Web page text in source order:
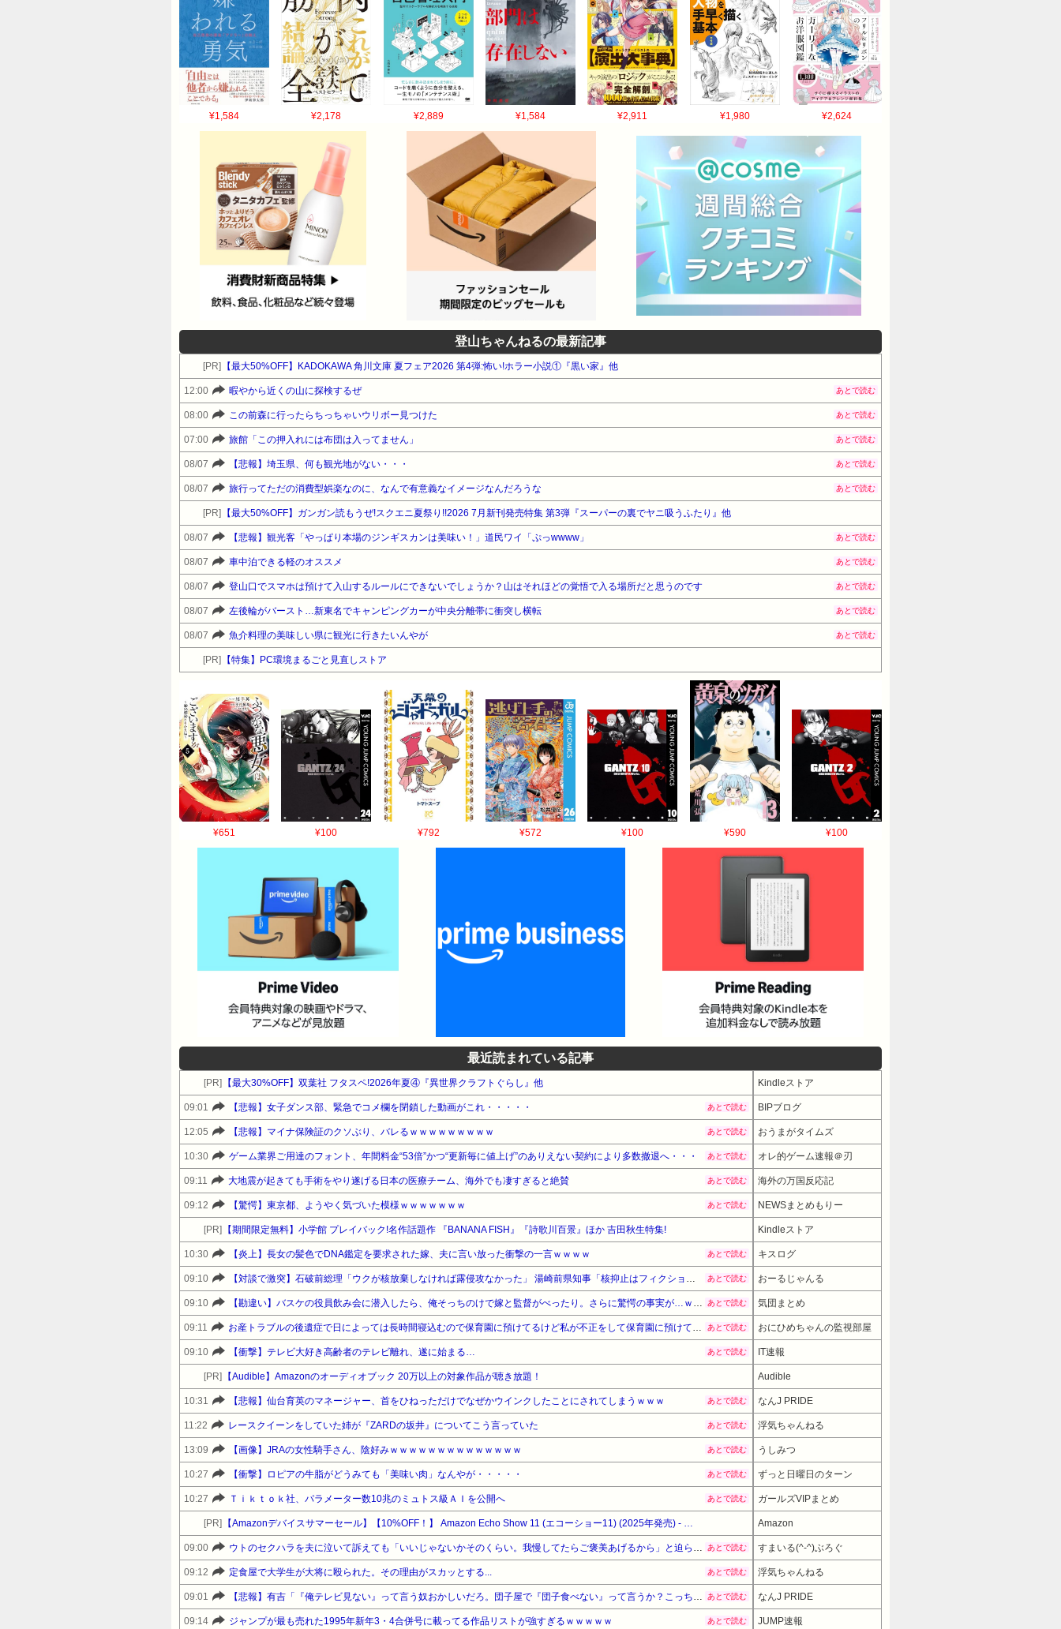
¥1,584 ¥2,178 ¥2,889 ¥1,584 ¥2,911 ¥1,980 ¥2,624
登山ちゃんねるの最新記事
[PR] 【最大50%OFF】KADOKAWA 角川文庫 夏フェア2026 第4弾:怖い!ホラー小説①『黒い家』他
12:00 暇やから近くの山に探検するぜ あとで読む
08:00 この前森に行ったらちっちゃいウリボー見つけた あとで読む
07:00 旅館「この押入れには布団は入ってません」 あとで読む
08/07 【悲報】埼玉県、何も観光地がない・・・ あとで読む
08/07 旅行ってただの消費型娯楽なのに、なんで有意義なイメージなんだろうな あとで読む
[PR] 【最大50%OFF】ガンガン読もうぜ!スクエニ夏祭り!!2026 7月新刊発売特集 第3弾『スーパーの裏でヤニ吸うふたり』他
08/07 【悲報】観光客「やっぱり本場のジンギスカンは美味い！」道民ワイ「ぷっwwww」 あとで読む
08/07 車中泊できる軽のオススメ あとで読む
08/07 登山口でスマホは預けて入山するルールにできないでしょうか？山はそれほどの覚悟で入る場所だと思うのです あとで読む
08/07 左後輪がバースト…新東名でキャンピングカーが中央分離帯に衝突し横転 あとで読む
08/07 魚介料理の美味しい県に観光に行きたいんやが あとで読む
[PR] 【特集】PC環境まるごと見直しストア
¥651 ¥100 ¥792 ¥572 ¥100 ¥590 ¥100
最近読まれている記事
[PR] 【最大30%OFF】双葉社 フタスペ!2026年夏④『異世界クラフトぐらし』他 Kindleストア
09:01 【悲報】女子ダンス部、緊急でコメ欄を閉鎖した動画がこれ・・・・・ あとで読む BIPブログ
12:05 【悲報】マイナ保険証のクソぶり、バレるｗｗｗｗｗｗｗｗｗ あとで読む おうまがタイムズ
10:30 ゲーム業界ご用達のフォント、年間料金“53倍”かつ“更新毎に値上げ”のありえない契約により多数撤退へ・・・ あとで読む オレ的ゲーム速報＠刃
09:11 大地震が起きても手術をやり遂げる日本の医療チーム、海外でも凄すぎると絶賛 あとで読む 海外の万国反応記
09:12 【驚愕】東京都、ようやく気づいた模様ｗｗｗｗｗｗｗ あとで読む NEWSまとめもりー
[PR] 【期間限定無料】小学館 プレイバック!名作話題作 『BANANA FISH』『詩歌川百景』ほか 吉田秋生特集! Kindleストア
10:30 【炎上】長女の髪色でDNA鑑定を要求された嫁、夫に言い放った衝撃の一言ｗｗｗｗ あとで読む キスログ
09:10 【対談で激突】石破前総理「ウクが核放棄しなければ露侵攻なかった」 湯崎前県知事「核抑止はフィクション」 あとで読む おーるじゃんる
09:10 【勘違い】バスケの役員飲み会に潜入したら、俺そっちのけで嫁と監督がべったり。さらに驚愕の事実が…ｗｗｗ あとで読む 気団まとめ
09:11 お産トラブルの後遺症で日によっては長時間寝込むので保育園に預けてるけど私が不正をして保育園に預けてると思い込んでいるママ達がうざったい あとで読む おにひめちゃんの監視部屋
09:10 【衝撃】テレビ大好き高齢者のテレビ離れ、遂に始まる… あとで読む IT速報
[PR] 【Audible】Amazonのオーディオブック 20万以上の対象作品が聴き放題！ Audible
10:31 【悲報】仙台育英のマネージャー、首をひねっただけでなぜかウインクしたことにされてしまうｗｗｗ あとで読む なんJ PRIDE
11:22 レースクイーンをしていた姉が『ZARDの坂井』についてこう言っていた あとで読む 浮気ちゃんねる
13:09 【画像】JRAの女性騎手さん、陰好みｗｗｗｗｗｗｗｗｗｗｗｗｗｗ あとで読む うしみつ
10:27 【衝撃】ロピアの牛脂がどうみても「美味い肉」なんやが・・・・・ あとで読む ずっと日曜日のターン
10:27 Ｔｉｋｔｏｋ社、パラメーター数10兆のミュトス級ＡＩを公開へ あとで読む ガールズVIPまとめ
[PR] 【Amazonデバイスサマーセール】【10%OFF！】 Amazon Echo Show 11 (エコーショー11) (2025年発売) - シームレスなデザイン、11インチフルHDスマートディスプレイ with Alexa、空間オーディオ、グラファイト Amazon
09:00 ウトのセクハラを夫に泣いて訴えても「いいじゃないかそのくらい。我慢してたらご褒美あげるから」と迫られた。夫が気持ち悪くて悲鳴をあげたら「うるさい」とグーで殴られた あとで読む すまいる(^-^)ぶろぐ
09:12 定食屋で大学生が大将に殴られた。その理由がスカッとする... あとで読む 浮気ちゃんねる
09:01 【悲報】有吉「『俺テレビ見ない』って言う奴おかしいだろ。団子屋で『団子食べない』って言うか？こっちは芸人だぞ」 あとで読む なんJ PRIDE
09:14 ジャンプが最も売れた1995年新年3・4合併号に載ってる作品リストが強すぎるｗｗｗｗｗ あとで読む JUMP速報